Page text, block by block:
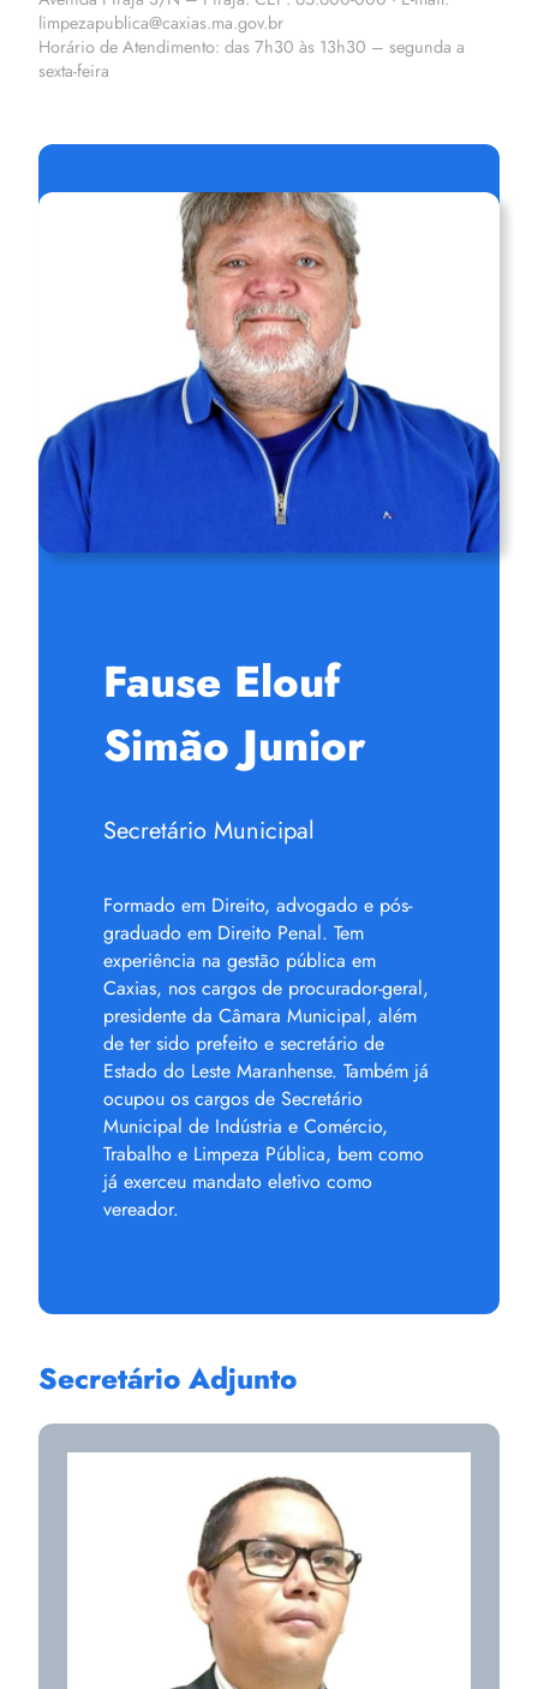
limpezapublica@caxias.ma.gov.br
Horário de Atendimento: das 7h30 às 13h30 – segunda a
sexta-feira
Fause Elouf
Simão Junior
Secretário Municipal
Formado em Direito, advogado e pós-
graduado em Direito Penal. Tem
experiência na gestão pública em
Caxias, nos cargos de procurador-geral,
presidente da Câmara Municipal, além
de ter sido prefeito e secretário de
Estado do Leste Maranhense. Também já
ocupou os cargos de Secretário
Municipal de Indústria e Comércio,
Trabalho e Limpeza Pública, bem como
já exerceu mandato eletivo como
vereador.
Secretário Adjunto